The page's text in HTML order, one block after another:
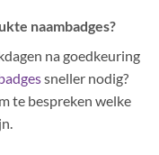
naambadges?
na goedkeuring
sneller nodig?
te bespreken welke